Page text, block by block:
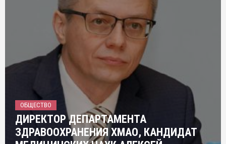
ОБЩЕСТВО
ДИРЕКТОР ДЕПАРТАМЕНТА
ЗДРАВООХРАНЕНИЯ ХМАО, КАНДИДАТ